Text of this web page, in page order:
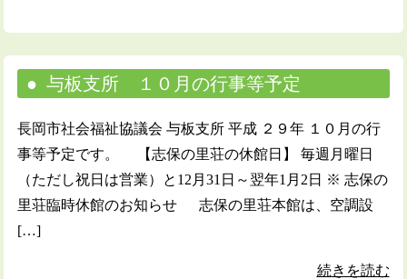
与板支所 １０月の行事等予定
長岡市社会福祉協議会 与板支所 平成 ２９年 １０月の行
事等予定です。 【志保の里荘の休館日】 毎週月曜日
（ただし祝日は営業）と12月31日～翌年1月2日 ※ 志保の
里荘臨時休館のお知らせ 志保の里荘本館は、空調設
[…]
続きを読む